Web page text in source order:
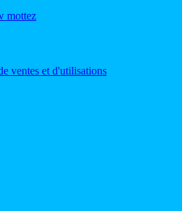
mottez
ventes et d'utilisations